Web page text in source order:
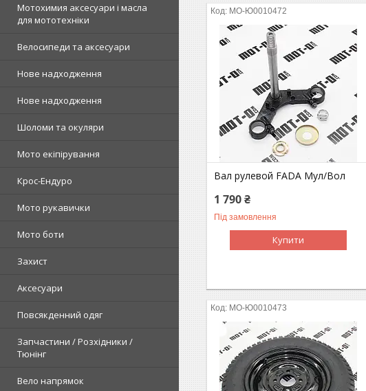
Мотохимия аксесуари і масла
для мототехніки
Велосипеди та аксесуари
Нове надходження
Нове надходження
Шоломи та окуляри
Мото екіпірування
Крос-Ендуро
Мото рукавички
Мото боти
Захист
Аксесуари
Повсякденний одяг
Запчастини / Розхідники /
Тюнінг
Вело напрямок
MO-Ю0010472
Вал рулевой FADA Мул/Вол
1 790 ₴
Під замовлення
Купити
MO-Ю0010473